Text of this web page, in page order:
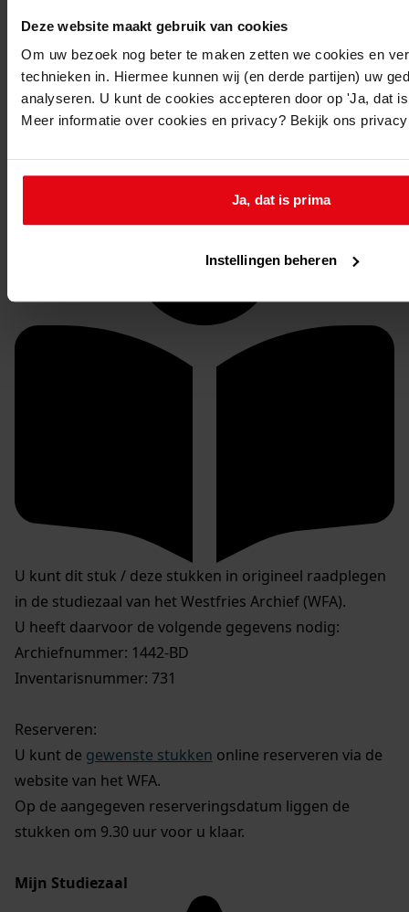
Deze website maakt gebruik van cookies
Om uw bezoek nog beter te maken zetten we cookies en
technieken in. Hiermee kunnen wij (en derde partijen) uw
analyseren. U kunt de cookies accepteren door op 'Ja, dat
Meer informatie over cookies en privacy? Bekijk ons
Ja, dat is prima
Instellingen beheren
Toon details van deze beschrijving
Obdam, sectie A 1485
1442-BD Gemeente Obdam, bouwvergunningen
U kunt dit stuk / deze stukken in origineel raadplegen
in de studiezaal van het Westfries Archief (WFA).
U heeft daarvoor de volgende gegevens nodig:
Archiefnummer: 1442-BD
Inventarisnummer: 731
Reserveren:
U kunt de gewenste stukken online reserveren via de
website van het WFA.
Op de aangegeven reserveringsdatum liggen de
stukken om 9.30 uur voor u klaar.
Mijn Studiezaal